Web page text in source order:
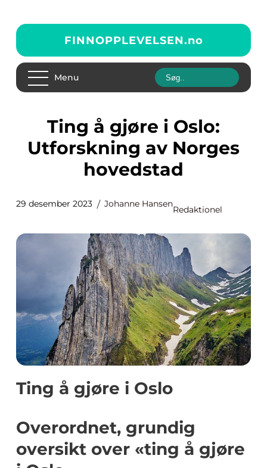
FINNOPPLEVELSEN.no
Menu
Ting å gjøre i Oslo:
Utforskning av Norges
hovedstad
29 desember 2023 Johanne Hansen
Redaktionel
Ting å gjøre i Oslo
Overordnet, grundig
oversikt over «ting å gjøre